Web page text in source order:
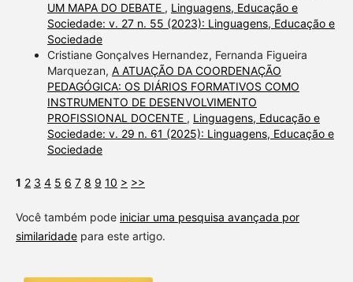
UM MAPA DO DEBATE , Linguagens, Educação e
Sociedade: v. 27 n. 55 (2023): Linguagens, Educação e
Sociedade
Cristiane Gonçalves Hernandez, Fernanda Figueira
Marquezan, A ATUAÇÃO DA COORDENAÇÃO
PEDAGÓGICA: OS DIÁRIOS FORMATIVOS COMO
INSTRUMENTO DE DESENVOLVIMENTO
PROFISSIONAL DOCENTE , Linguagens, Educação e
Sociedade: v. 29 n. 61 (2025): Linguagens, Educação e
Sociedade
1 2 3 4 5 6 7 8 9 10 > >>
Você também pode iniciar uma pesquisa avançada por
similaridadepara este artigo.